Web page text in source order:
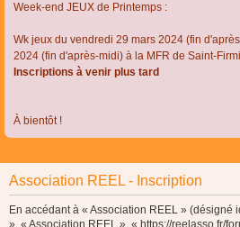
Week-end JEUX de Printemps :
Wk jeux du vendredi 29 mars 2024 (fin
2024 (fin d'après-midi) à la MFR de Saint-
Inscriptions à venir plus tard
À bientôt !
Association REEL - Inscription
En accédant à « Association REEL » (désigné
», « Association REEL », « https://reelasso.fr/